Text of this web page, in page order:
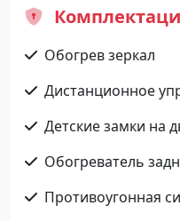
Обогрев зеркал
Дистанционное
Детские замки на
Обогреватель
Противоугонная